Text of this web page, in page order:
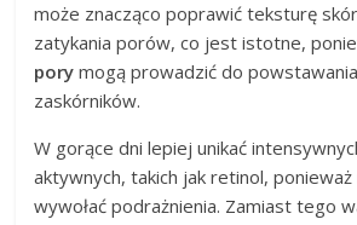
może znacząco poprawić teksturę
zatykania porów, co jest istotne,
pory mogą prowadzić do
zaskórników.
W gorące dni lepiej unikać
aktywnych, takich jak retinol,
wywołać podrażnienia. Zamiast tego